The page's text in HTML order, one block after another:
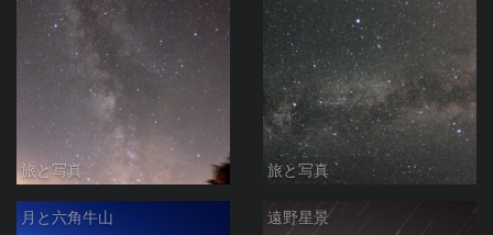
旅と写真 旅と写真
月と六角牛山 遠野星景